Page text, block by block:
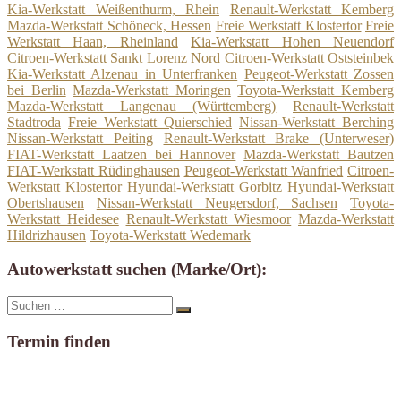
Kia-Werkstatt Weißenthurm, Rhein
Renault-Werkstatt Kemberg
Mazda-Werkstatt Schöneck, Hessen Freie Werkstatt Klostertor Freie
Werkstatt Haan, Rheinland
Kia-Werkstatt Hohen Neuendorf
Citroen-Werkstatt Sankt Lorenz Nord Citroen-Werkstatt Oststeinbek
Kia-Werkstatt Alzenau in Unterfranken Peugeot-Werkstatt Zossen
bei Berlin Mazda-Werkstatt Moringen Toyota-Werkstatt Kemberg
Mazda-Werkstatt Langenau (Württemberg)
Renault-Werkstatt
Stadtroda Freie Werkstatt Quierschied Nissan-Werkstatt Berching
Nissan-Werkstatt Peiting
Renault-Werkstatt Brake (Unterweser)
FIAT-Werkstatt Laatzen bei Hannover Mazda-Werkstatt Bautzen
FIAT-Werkstatt Rüdinghausen Peugeot-Werkstatt Wanfried Citroen-
Werkstatt Klostertor Hyundai-Werkstatt Gorbitz Hyundai-Werkstatt
Obertshausen
Nissan-Werkstatt Neugersdorf, Sachsen
Toyota-
Werkstatt Heidesee Renault-Werkstatt Wiesmoor Mazda-Werkstatt
Hildrizhausen Toyota-Werkstatt Wedemark
Autowerkstatt suchen (Marke/Ort):
Suche
nach:
Suchen
Termin finden